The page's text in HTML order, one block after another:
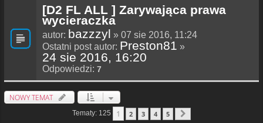
[D2 FL ALL ] Zarywająca prawa
wycieraczka
autor: bazzzyl » 07 sie 2016, 11:24
Ostatni post autor: Preston81 »
24 sie 2016, 16:20
Odpowiedzi: 7
NOWY TEMAT
Tematy: 125 1 2 3 4 5